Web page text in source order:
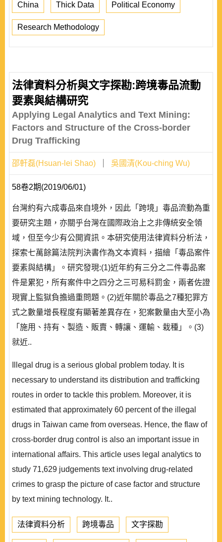
China Thick Data Political Economy
Research Methodology
法律資料分析與文字探勘:跨境毒品流動
要素與結構研究
Applying Legal Analytics and Text Mining:
Factors and Structure of the Cross-border
Drug Trafficking
邵軒磊(Hsuan-lei Shao) 吳國清(Kou-ching Wu)
58卷2期(2019/06/01)
台灣約有六成毒品來自境外，因此「跨境」毒品流動為重
要研究主題，亦關乎台灣在國際政治上之非傳統安全領
域，但至今少有公開資訊。本研究使用法律資料分析法，
探索七萬餘篇法院判決書作為文本資料，描繪「毒品案件
要素與結構」。研究發現:(1)近年約有三分之二件毒品案
件是累犯，所有案件中之四分之三可易科罰金，兩者佐證
現實上監獄負擔過重問題。(2)近年關於毒品之7種犯罪方
式之數量增長程度有顯著差異存在，犯案數量由大至小為
「施用、持有、製造、販賣、轉讓、運輸、栽種」。(3)
就近..
Illegal drug is a serious global problem today. It is
necessary to understand its distribution and trafficking
routes in order to tackle this problem. Moreover, it is
estimated that approximately 60 percent of the illegal
drugs in Taiwan came from overseas. Hence, the flaw of
cross-border drug control is also an important issue in
international affairs. This article uses legal analytics to
study 71,629 judgements text involving drug-related
crimes to grasp the picture of case factor and structure
by text mining technology. It..
法律資料分析 跨境毒品 文字探勘